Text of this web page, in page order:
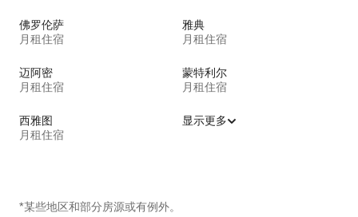
佛罗伦萨
月租住宿
雅典
月租住宿
迈阿密
月租住宿
蒙特利尔
月租住宿
西雅图
月租住宿
显示更多
*某些地区和部分房源或有例外。